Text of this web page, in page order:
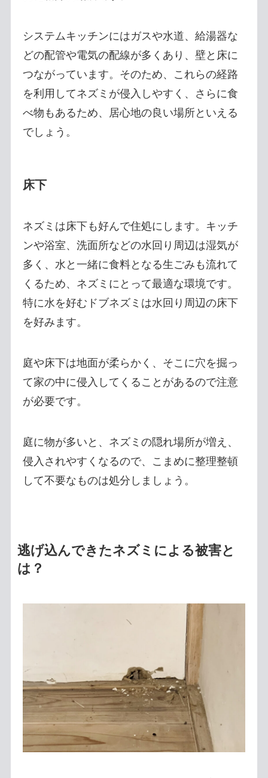
システムキッチンにはガスや水道、給湯器な
どの配管や電気の配線が多くあり、壁と床に
つながっています。そのため、これらの経路
を利用してネズミが侵入しやすく、さらに食
べ物もあるため、居心地の良い場所といえる
でしょう。
床下
ネズミは床下も好んで住処にします。キッチ
ンや浴室、洗面所などの水回り周辺は湿気が
多く、水と一緒に食料となる生ごみも流れて
くるため、ネズミにとって最適な環境です。
特に水を好むドブネズミは水回り周辺の床下
を好みます。
庭や床下は地面が柔らかく、そこに穴を掘っ
て家の中に侵入してくることがあるので注意
が必要です。
庭に物が多いと、ネズミの隠れ場所が増え、
侵入されやすくなるので、こまめに整理整頓
して不要なものは処分しましょう。
逃げ込んできたネズミによる被害と
は？